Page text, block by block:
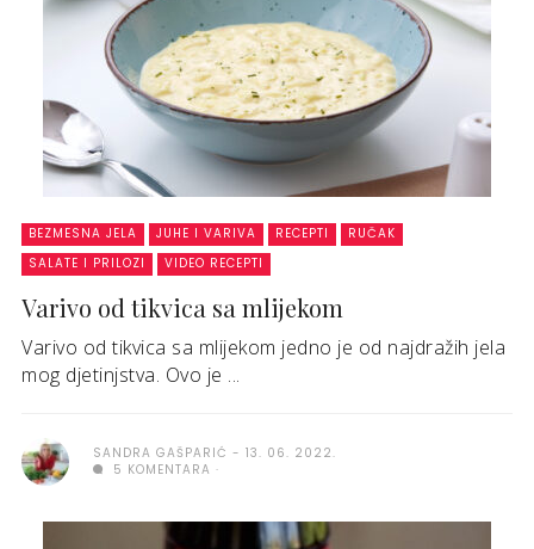
BEZMESNA JELA JUHE I VARIVA RECEPTI
RUČAK
SALATE I PRILOZI
VIDEO RECEPTI
Varivo od tikvica sa mlijekom
Varivo od tikvica sa mlijekom jedno je od najdražih jela
mog djetinjstva. Ovo je ...
SANDRA GAŠPARIĆ
13. 06. 2022.
5 KOMENTARA